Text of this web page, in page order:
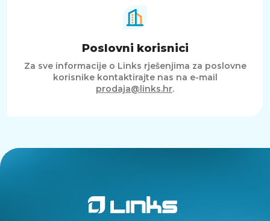
Poslovni korisnici
Za sve informacije o Links rješenjima za poslovne
korisnike kontaktirajte nas na e-mail
prodaja@links.hr.